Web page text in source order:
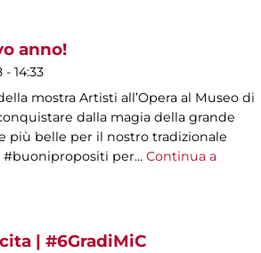
anno!
- 14:33
mostra Artisti all’Opera al Museo di
dalla magia della grande
più belle per il nostro tradizionale
per… Continua a
| #6GradiMiC